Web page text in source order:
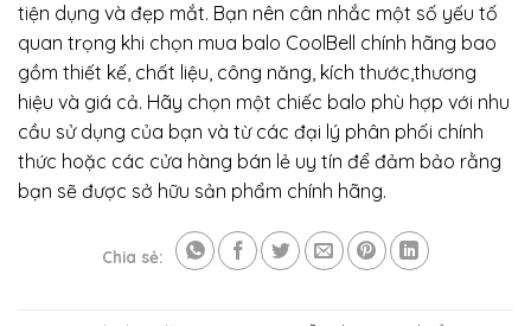
tiện dụng và đẹp mắt. Bạn nên cân nhắc một số yếu tố
quan trọng khi chọn mua balo CoolBell chính hãng bao
gồm thiết kế, chất liệu, công năng, kích thước,thương
hiệu và giá cả. Hãy chọn một chiếc balo phù hợp với nhu
cầu sử dụng của bạn và từ các đại lý phân phối chính
thức hoặc các cửa hàng bán lẻ uy tín để đảm bảo rằng
bạn sẽ được sở hữu sản phẩm chính hãng.
Chia sẻ: